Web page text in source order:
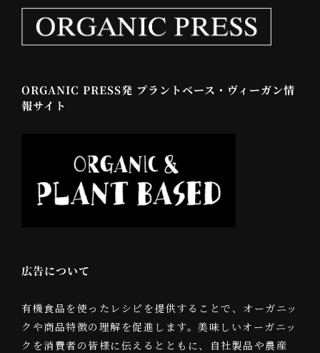
ORGANIC PRESS発 プラントベース・ヴィーガン情
報サイト
広告について
有機食品を使ったレシピを提供することで、オーガニッ
クや商品特徴の理解を促進します。美味しいオーガニッ
クを消費者の皆様に伝えるとともに、自社製品や農産